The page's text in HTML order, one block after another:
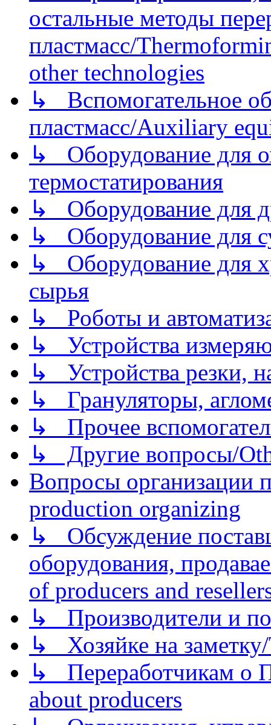
остальные методы
пластмасс/
other technologies
↳ Вспомогательное
пластмасс/Auxiliary
↳ Оборудование для
термостатирования
↳ Оборудование для
↳ Оборудование для
↳ Оборудование для
сырья
↳ Роботы и
↳ Устройства
↳ Устройства резки,
↳ Грануляторы,
↳ Прочее
↳ Другие вопросы/
Вопросы организации
production organizing
↳ Обсуждение
оборудования,
of producers and
↳ Производители и
↳ Хозяйке на
↳ Переработчикам о
about producers